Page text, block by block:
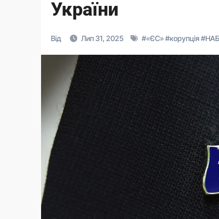
України
Від Лип 31, 2025 #«ЄС»#корупція #